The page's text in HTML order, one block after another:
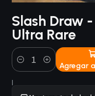
Slash Draw
Ultra Rare
Cantidad Agregar
|